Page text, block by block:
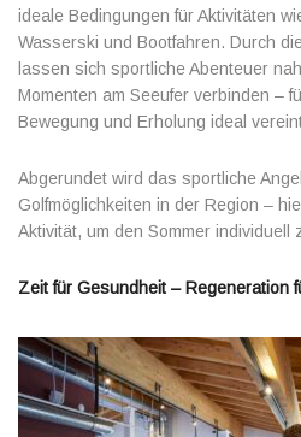
ideale Bedingungen für Aktivitäten
Wasserski und Bootfahren. Durch
lassen sich sportliche Abenteuer
Momenten am Seeufer verbinden –
Bewegung und Erholung ideal
Abgerundet wird das sportliche
Golfmöglichkeiten in der Region –
Aktivität, um den Sommer individuell
Zeit für Gesundheit – Regeneration